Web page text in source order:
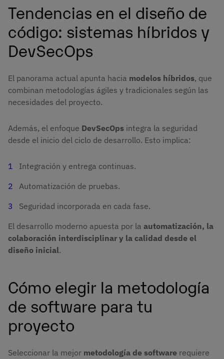
Tendencias en el diseño de
código: sistemas híbridos y
DevSecOps
El panorama actual apunta hacia modelos híbridos, que
combinan metodologías ágiles y tradicionales según las
necesidades del proyecto.
Además, el enfoque DevSecOps integra la seguridad
desde el inicio del ciclo de desarrollo. Esto implica:
Integración y entrega continuas.
Automatización de pruebas.
Seguridad incorporada en cada fase.
El desarrollo moderno apuesta por la automatización, la
colaboración interdisciplinar y la calidad desde el
diseño inicial.
Cómo elegir la metodología
de software para tu
proyecto
Seleccionar la mejor metodología de software requiere